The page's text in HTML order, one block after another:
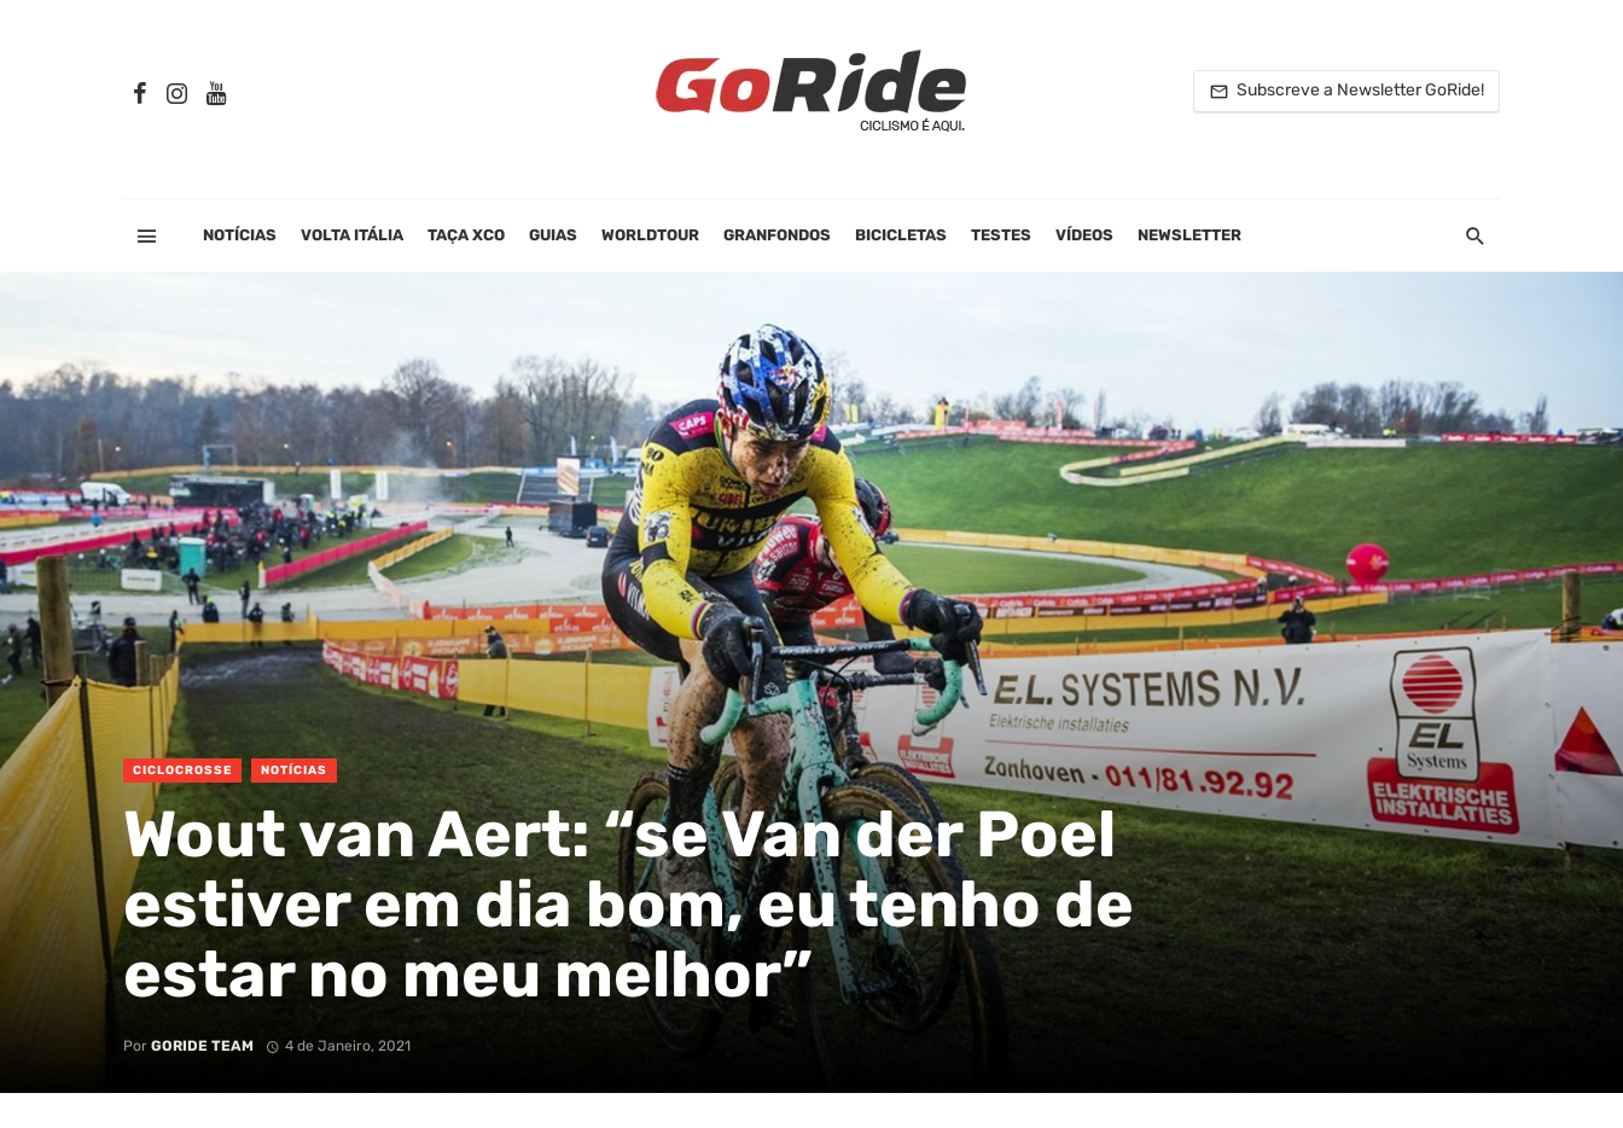
Subscreve a Newsletter GoRide!
NOTÍCIAS VOLTA ITÁLIA TAÇA XCO GUIAS WORLDTOUR GRANFONDOS BICICLETAS TESTES VÍDEOS NEWSLETTER
CICLOCROSSE NOTÍCIAS
Wout van Aert: “se Van der Poel
estiver em dia bom, eu tenho de
estar no meu melhor”
Por GORIDE TEAM 4 de Janeiro, 2021